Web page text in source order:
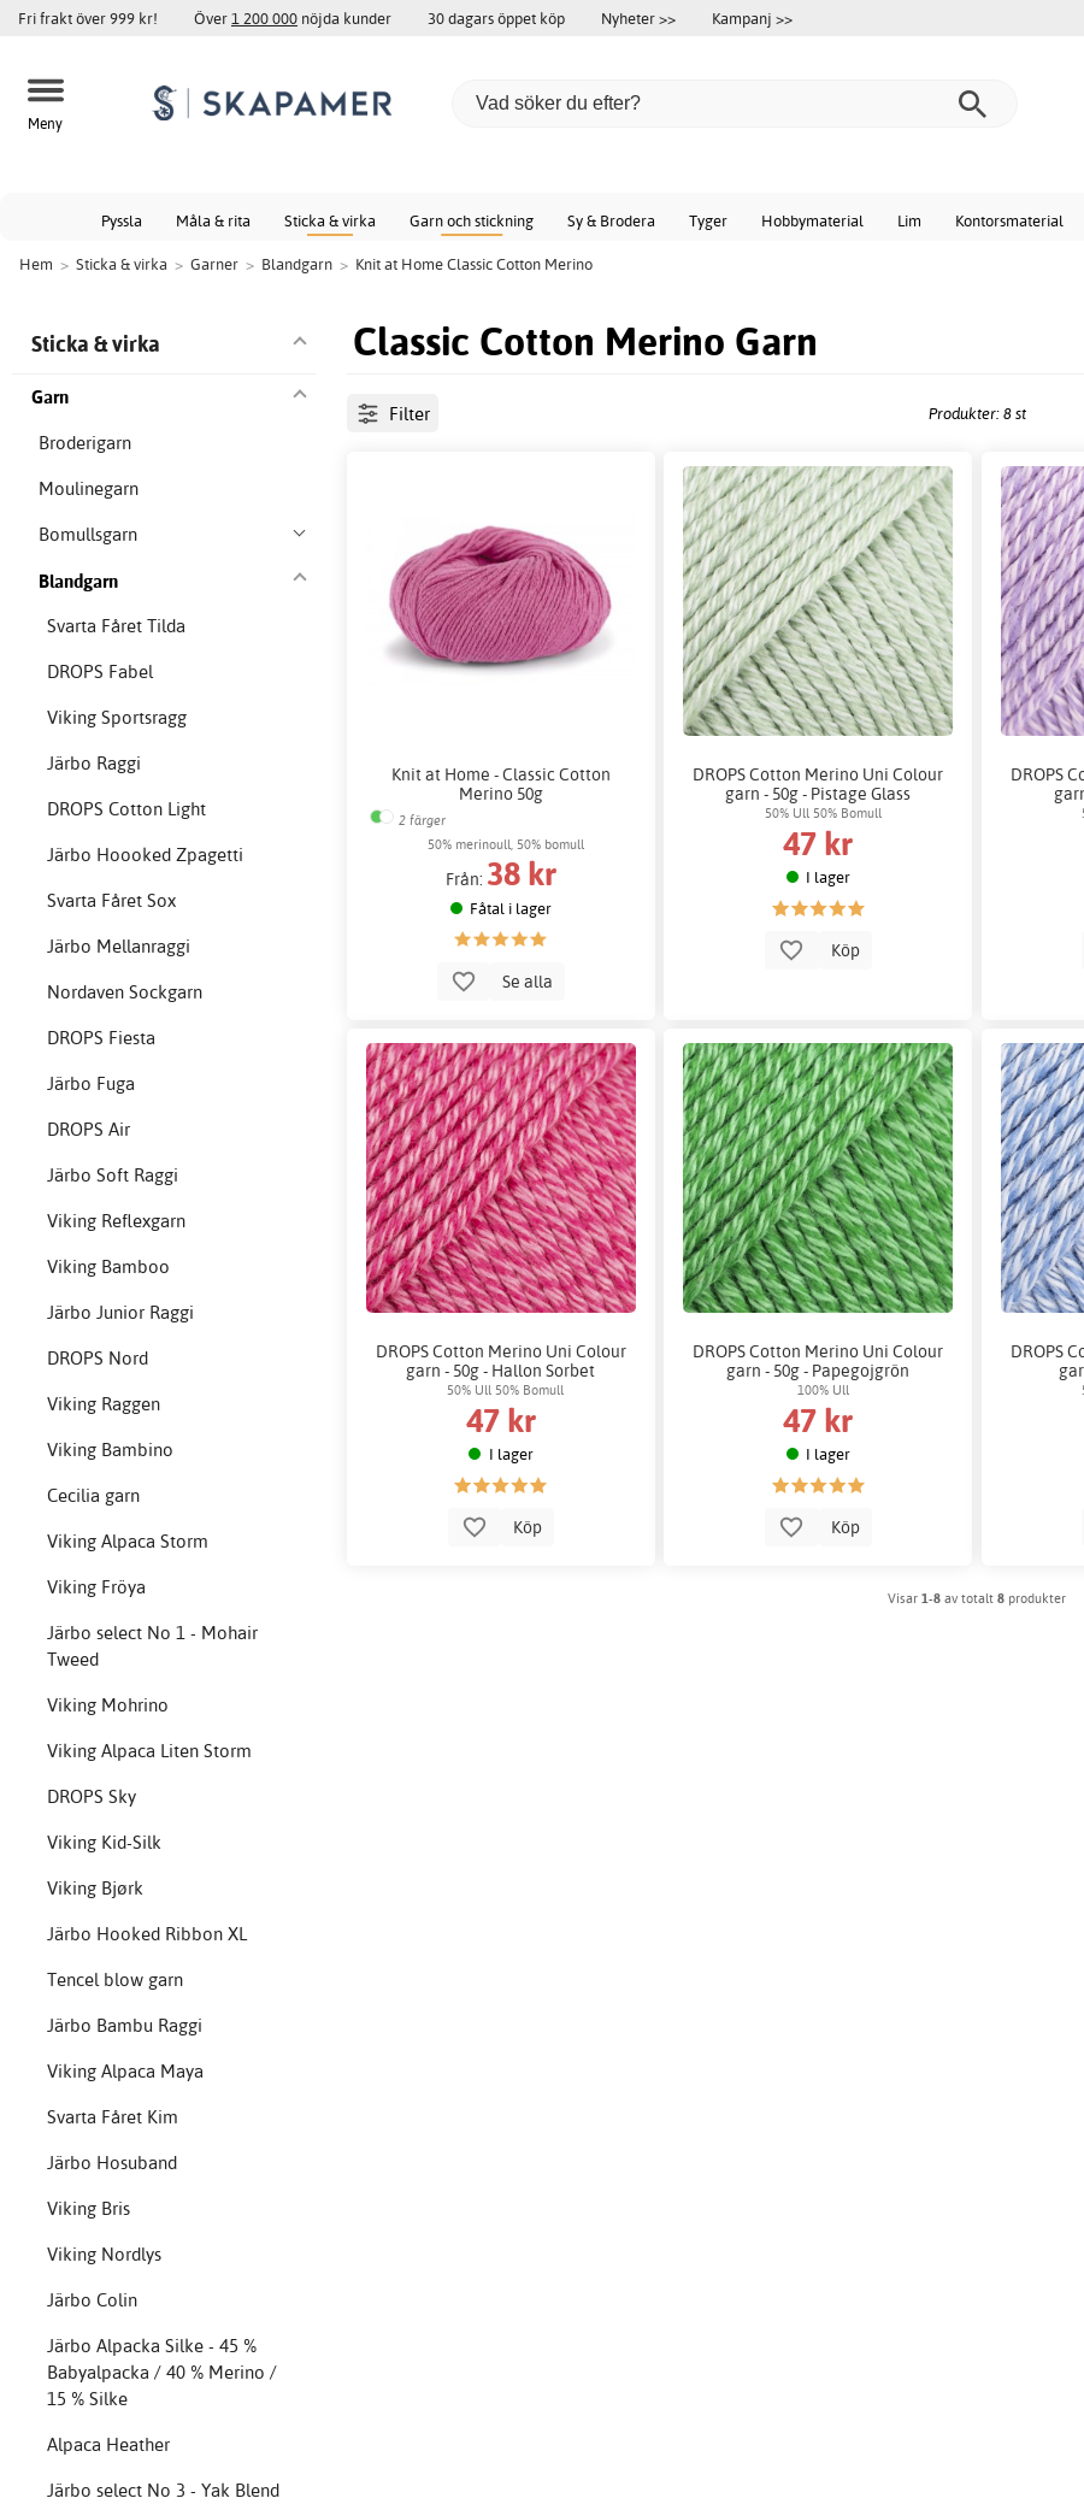
Fri frakt över 999 kr! Över1 200 000 nöjda kunder 30 dagars öppet köp Nyheter >> Kampanj >>
Meny
Pyssla Måla & rita Sticka & virka Garn och stickning Sy & Brodera Tyger Hobbymaterial Lim Kontorsmaterial
Hem > Sticka & virka > Garner > Blandgarn > Knit at Home Classic Cotton Merino
Classic Cotton Merino Garn
Sticka & virka
Garn
Broderigarn
Moulinegarn
Bomullsgarn
Blandgarn
Svarta Fåret Tilda
DROPS Fabel
Viking Sportsragg
Järbo Raggi
DROPS Cotton Light
Järbo Hoooked Zpagetti
Svarta Fåret Sox
Järbo Mellanraggi
Nordaven Sockgarn
DROPS Fiesta
Järbo Fuga
DROPS Air
Järbo Soft Raggi
Viking Reflexgarn
Viking Bamboo
Järbo Junior Raggi
DROPS Nord
Viking Raggen
Viking Bambino
Cecilia garn
Viking Alpaca Storm
Viking Fröya
Järbo select No 1 - Mohair
Tweed
Viking Mohrino
Viking Alpaca Liten Storm
DROPS Sky
Viking Kid-Silk
Viking Bjørk
Järbo Hooked Ribbon XL
Tencel blow garn
Järbo Bambu Raggi
Viking Alpaca Maya
Svarta Fåret Kim
Järbo Hosuband
Viking Bris
Viking Nordlys
Järbo Colin
Järbo Alpacka Silke - 45 %
Babyalpacka / 40 % Merino /
15 % Silke
Alpaca Heather
Järbo select No 3 - Yak Blend
Filter Produkter: 8 st
Knit at Home - Classic Cotton
Merino 50g
2 färger
50% merinoull, 50% bomull
Från: 38 kr
Fåtal i lager
Se alla
DROPS Cotton Merino Uni Colour
garn - 50g - Pistage Glass
50% Ull 50% Bomull
47 kr
I lager
Köp
DROPS
DROPS Cotton Merino Uni Colour
garn - 50g - Hallon Sorbet
50% Ull 50% Bomull
47 kr
I lager
Köp
DROPS Cotton Merino Uni Colour
garn - 50g - Papegojgrön
100% Ull
47 kr
I lager
Köp
DROPS
Visar1-8 av totalt8 produkter